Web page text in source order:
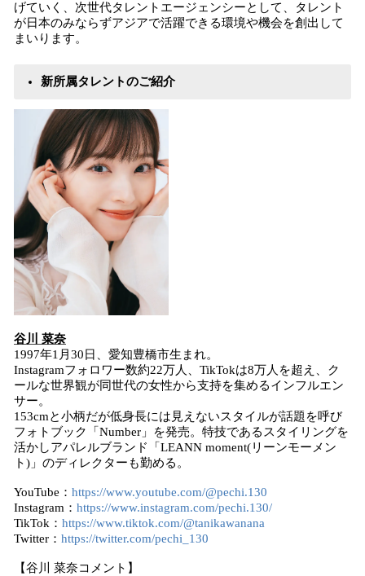
げていく、次世代タレントエージェンシーとして、タレント
が日本のみならずアジアで活躍できる環境や機会を創出して
まいります。
新所属タレントのご紹介
谷川 菜奈
1997年1月30日、愛知豊橋市生まれ。
Instagramフォロワー数約22万人、TikTokは8万人を超え、ク
ールな世界観が同世代の女性から支持を集めるインフルエン
サー。
153cmと小柄だが低身長には見えないスタイルが話題を呼び
フォトブック「Number」を発売。特技であるスタイリングを
活かしアパレルブランド「LEANN moment(リーンモーメン
ト)」のディレクターも勤める。
YouTube： https://www.youtube.com/@pechi.130
Instagram： https://www.instagram.com/pechi.130/
TikTok： https://www.tiktok.com/@tanikawanana
Twitter： https://twitter.com/pechi_130
【谷川 菜奈コメント】